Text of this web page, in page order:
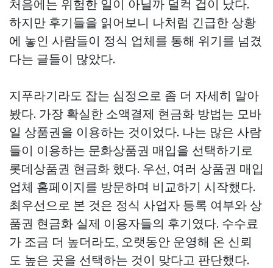
처음에는 위험한 일이 아닐까 덜컥 겁이 났다.
하지만 후기들을 읽어보니 나처럼 긴급한 상황
에 놓인 사람들이 정식 업체를 통해 위기를 넘겼
다는 글들이 많았다.
지푸라기라도 잡는 심정으로 좀 더 자세히 알아
봤다. 가장 확실한 소액결제 현금화 방법는 모바
일 상품권을 이용하는 것이었다. 나는 많은 사람
들이 이용하는 문화상품권 매입을 선택하기로
롯데상품권 현금화 했다. 우선, 여러 상품권 매입
업체 홈페이지를 방문하며 비교하기 시작했다.
최우선으로 본 것은 정식 사업자 등록 여부와 상
품권 현금화 실제 이용자들의 후기였다. 수수료
가 조금 더 높더라도, 오랫동안 운영해 온 신뢰
도 높은 곳을 선택하는 것이 맞다고 판단했다.